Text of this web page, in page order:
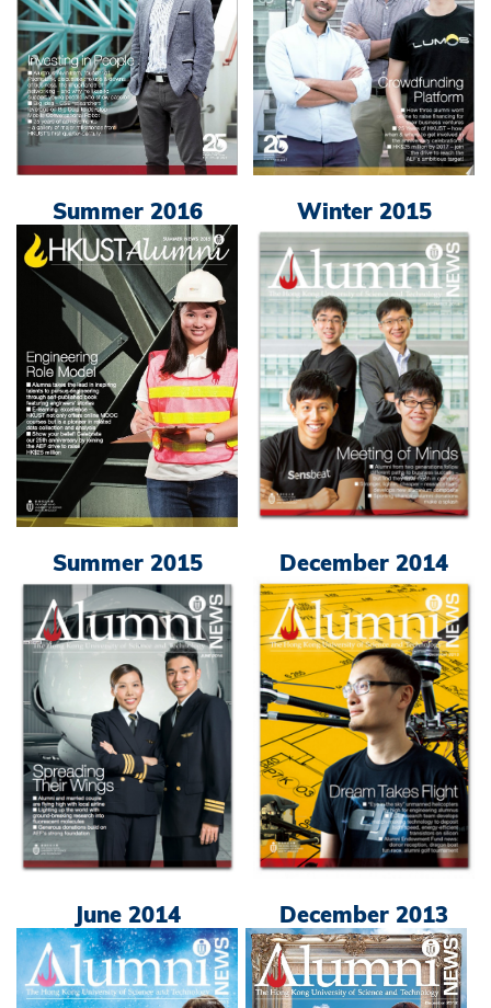
Summer 2016 Winter 2015
Summer 2015 December 2014
June 2014 December 2013